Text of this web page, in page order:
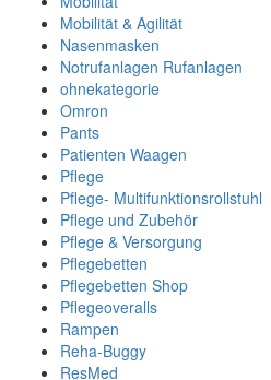
Mobilität & Agilität
Nasenmasken
Notrufanlagen Rufanlagen
ohnekategorie
Omron
Pants
Patienten Waagen
Pflege
Pflege- Multifunktionsrollstuhl
Pflege und Zubehör
Pflege & Versorgung
Pflegebetten
Pflegebetten Shop
Pflegeoveralls
Rampen
Reha-Buggy
ResMed